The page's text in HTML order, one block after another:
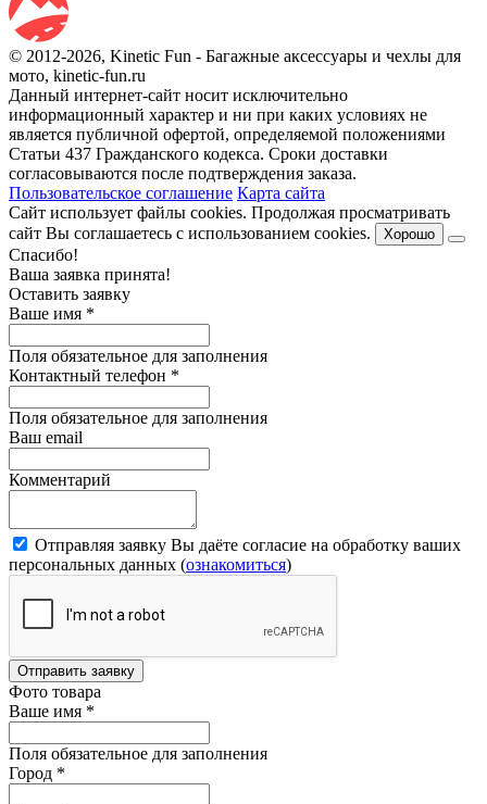
© 2012-2026, Kinetic Fun - Багажные аксессуары и чехлы для
мото, kinetic-fun.ru
Данный интернет-сайт носит исключительно
информационный характер и ни при каких условиях не
является публичной офертой, определяемой положениями
Статьи 437 Гражданского кодекса. Сроки доставки
согласовываются после подтверждения заказа.
Пользовательское соглашение Карта сайта
Сайт использует файлы cookies. Продолжая просматривать
сайт Вы соглашаетесь с использованием cookies.
Хорошо
Спасибо!
Ваша заявка принята!
Оставить заявку
Ваше имя *
Поля обязательное для заполнения
Контактный телефон *
Поля обязательное для заполнения
Ваш email
Комментарий
Отправляя заявку Вы даёте согласие на обработку ваших
персональных данных (ознакомиться)
Отправить заявку
Фото товара
Ваше имя *
Поля обязательное для заполнения
Город *